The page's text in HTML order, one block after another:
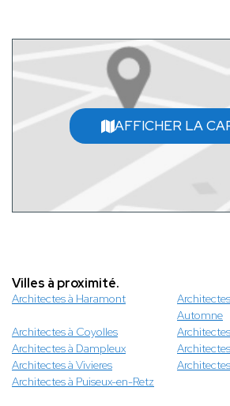
AFFICHER LA
Villes à proximité.
Architectes à Haramont
Automne
Architectes à Coyolles
Architectes à Dampleux
Architectes à Vivieres
Architectes à Puiseux-en-Retz